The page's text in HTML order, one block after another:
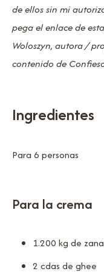
de ellos sin mi
pega el enlace de
Woloszyn, autora /
contenido de
Ingredientes
Para 6 personas
Para la crema
1.200 kg de
2 cdas de ghee